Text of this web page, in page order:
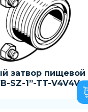
затвор пищевой
SZ-1”-TT-V4V4V